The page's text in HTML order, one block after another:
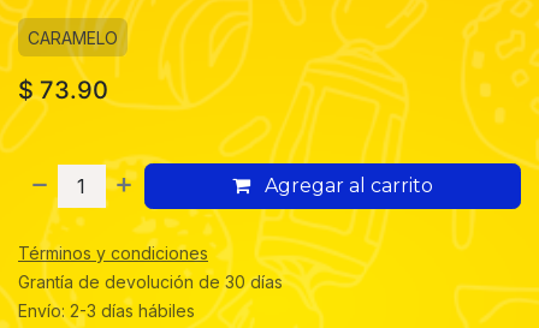
CARAMELO
$73.90
Agregar al carrito
Términos y condiciones
Grantía de devolución de 30 días
Envío: 2-3 días hábiles